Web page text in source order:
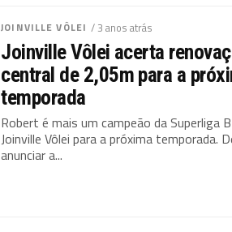
JOINVILLE VÔLEI / 3 anos atrás
Joinville Vôlei acerta
central de 2,05m para a
temporada
Robert é mais um campeão da Superliga
Joinville Vôlei para a próxima temporada.
anunciar a...